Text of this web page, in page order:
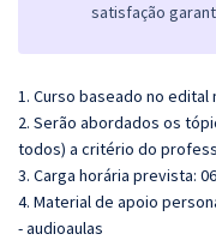
satisfação
1. Curso baseado no edital
2. Serão abordados os
todos) a critério do
3. Carga horária prevista:
4. Material de apoio
- audioaulas